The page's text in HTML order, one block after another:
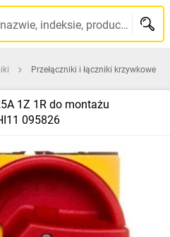
Szukaj po nazwie, indeksie, producencie, kodzie kreskowym...
Przełączniki i łączniki krzywkowe
1Z 1R do montażu
095826